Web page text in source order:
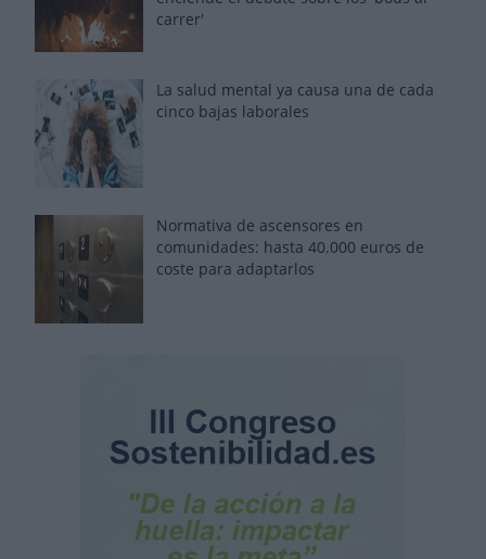
carrer'
La salud mental ya causa una de cada
cinco bajas laborales
Normativa de ascensores en
comunidades: hasta 40.000 euros de
coste para adaptarlos